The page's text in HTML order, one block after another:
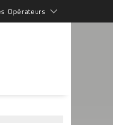
Opérateurs